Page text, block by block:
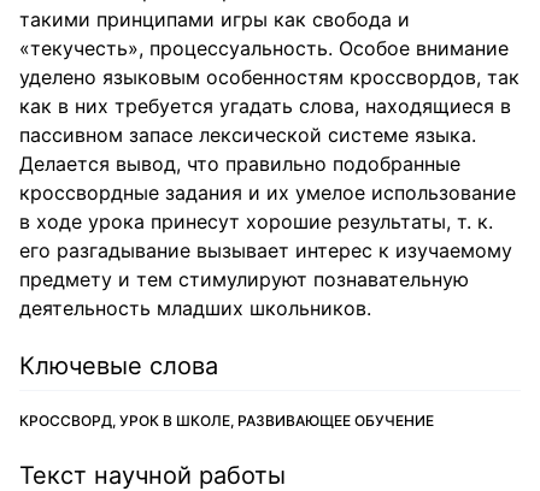
такими принципами игры как свобода и
«текучесть», процессуальность. Особое внимание
уделено языковым особенностям кроссвордов, так
как в них требуется угадать слова, находящиеся в
пассивном запасе лексической системе языка.
Делается вывод, что правильно подобранные
кроссвордные задания и их умелое использование
в ходе урока принесут хорошие результаты, т. к.
его разгадывание вызывает интерес к изучаемому
предмету и тем стимулируют познавательную
деятельность младших школьников.
Ключевые слова
КРОССВОРД, УРОК В ШКОЛЕ, РАЗВИВАЮЩЕЕ ОБУЧЕНИЕ
Текст научной работы